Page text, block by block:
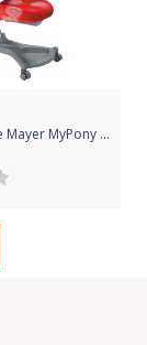
Rostoucí židle Mayer MyPony - červená s kruhy